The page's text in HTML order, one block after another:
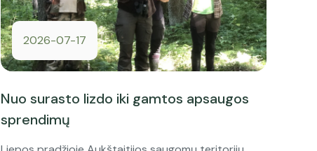
2026-07-17
Nuo surasto lizdo iki gamtos apsaugos
sprendimų